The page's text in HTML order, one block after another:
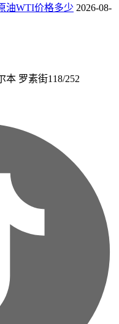
油WTI价格多少 2026-08-
罗素街118/252